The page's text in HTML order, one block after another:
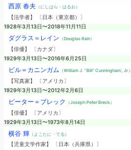
西原 春夫 （にしはら・はるお）
【法学者】 〔日本（東京都）〕
1928年3月13日〜2018年11月11日
ダグラス＝レイン （Douglas Rain）
【俳優】 〔カナダ〕
1929年3月13日〜2016年6月25日
ビル＝カニンガム （William J. “Bill” Cunningham, Jr.）
【写真家】 〔アメリカ〕
1929年3月13日〜2012年2月6日
ピーター＝ブレック （Joseph Peter Breck）
【俳優】 〔アメリカ〕
1929年3月13日〜1973年8月14日
横谷 輝（よこたに・てる）
【児童文学作家】 〔日本（兵庫県）〕